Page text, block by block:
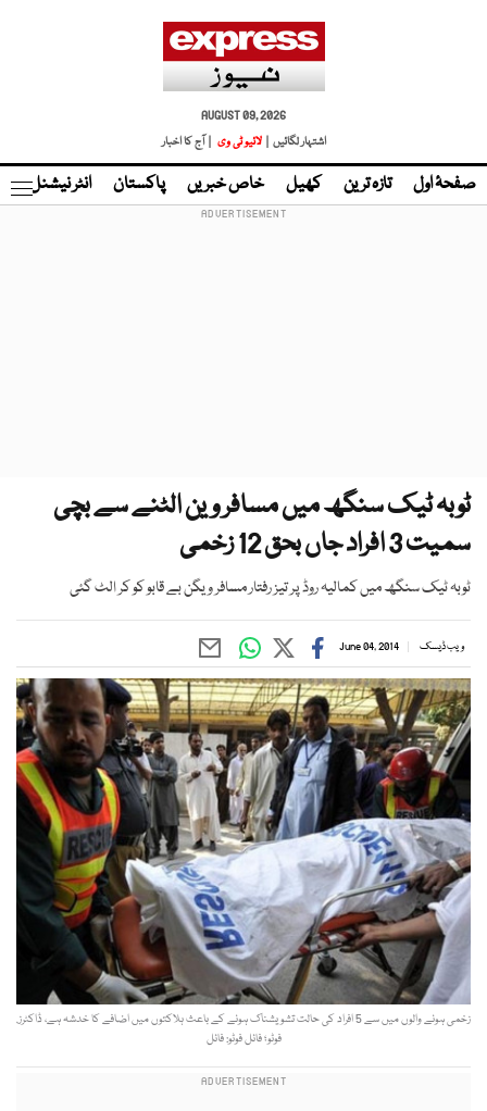
AUGUST 09, 2026
اشتہار لگائیں |
لائیو ٹی وی | آج کا اخبار
صفحۂ اول تازہ ترین کھیل خاص خبریں پاکستان انٹر نیشنل
ٹوبہ ٹیک سنگھ میں مسافر وین الٹنے سے بچی
سمیت 3 افراد جاں بحق 12 زخمی
ٹوبہ ٹیک سنگھ میں کمالیہ روڈ پر تیز رفتار مسافر ویگن بے قابو کو کر الٹ گئی
ویب ڈیسک June 04, 2014
زخمی ہونے والوں میں سے 5 افراد کی حالت تشویشناک ہونے کے باعث ہلاکتوں میں اضافے کا خدشہ ہے، ڈاکٹرز.
فوٹو؛ فائل فوٹو: فائل